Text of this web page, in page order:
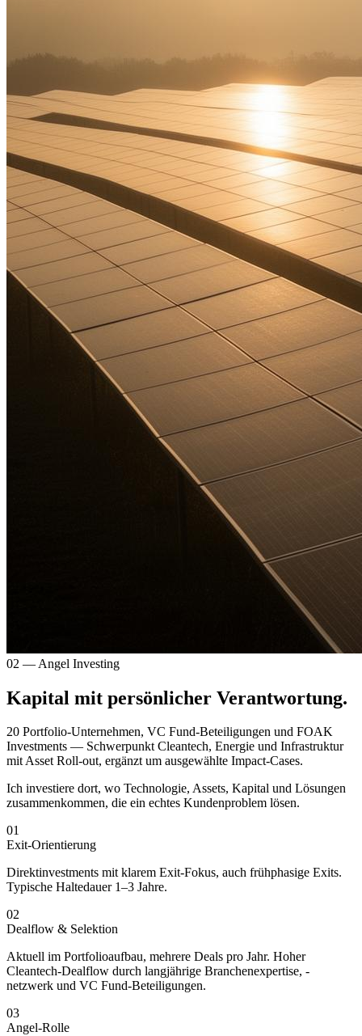
02 — Angel Investing
Kapital mit persönlicher Verantwortung.
20 Portfolio-Unternehmen, VC Fund-Beteiligungen und FOAK
Investments — Schwerpunkt Cleantech, Energie und Infrastruktur
mit Asset Roll-out, ergänzt um ausgewählte Impact-Cases.
Ich investiere dort, wo Technologie, Assets, Kapital und Lösungen
zusammenkommen, die ein echtes Kundenproblem lösen.
01
Exit-Orientierung
Direktinvestments mit klarem Exit-Fokus, auch frühphasige Exits.
Typische Haltedauer 1–3 Jahre.
02
Dealflow & Selektion
Aktuell im Portfolio­aufbau, mehrere Deals pro Jahr. Hoher
Cleantech-Dealflow durch langjährige Branchen­expertise, -
netzwerk und VC Fund-Beteiligungen.
03
Angel-Rolle